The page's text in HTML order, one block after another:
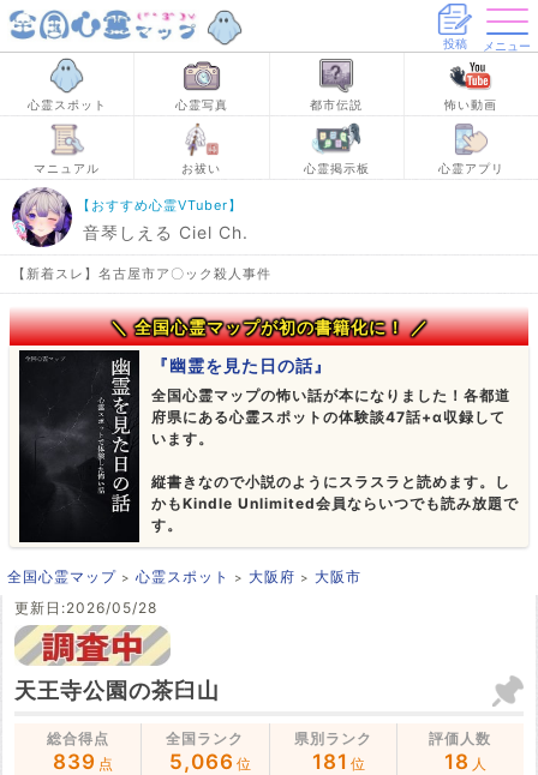
投稿 メニュー
心霊スポット 心霊写真 都市伝説 怖い動画
マニュアル お祓い 心霊掲示板 心霊アプリ
【おすすめ心霊VTuber】
音琴しえる Ciel Ch.
【新着スレ】名古屋市ア〇ック殺人事件
＼ 全国心霊マップが初の書籍化に！ ／
『幽霊を見た日の話』
全国心霊マップの怖い話が本になりました！各都道
府県にある心霊スポットの体験談47話+α収録して
います。
縦書きなので小説のようにスラスラと読めます。し
かもKindle Unlimited会員ならいつでも読み放題で
す。
全国心霊マップ 心霊スポット 大阪府
大阪市
更新日:2026/05/28
天王寺公園の茶臼山
総合得点
839 点
全国ランク
5,066 位
県別ランク
181 位
評価人数
18 人